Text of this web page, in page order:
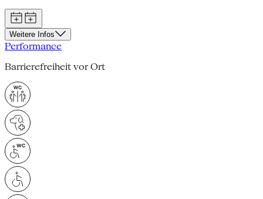
Weitere Infos
Performance
Barrierefreiheit vor Ort